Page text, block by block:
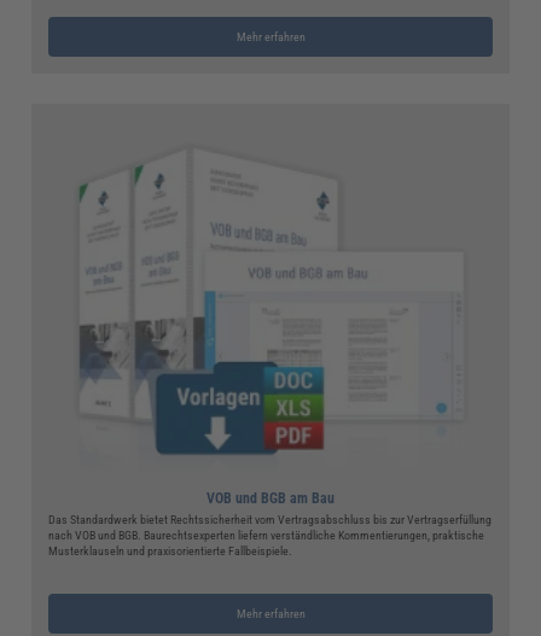
Mehr erfahren
VOB und BGB am Bau
Das Standardwerk bietet Rechtssicherheit vom Vertragsabschluss bis zur Vertragserfüllung
nach VOB und BGB. Baurechtsexperten liefern verständliche Kommentierungen, praktische
Musterklauseln und praxisorientierte Fallbeispiele.
Mehr erfahren